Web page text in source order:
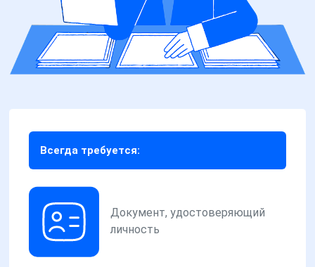
Всегда требуется:
Документ, удостоверяющий
личность